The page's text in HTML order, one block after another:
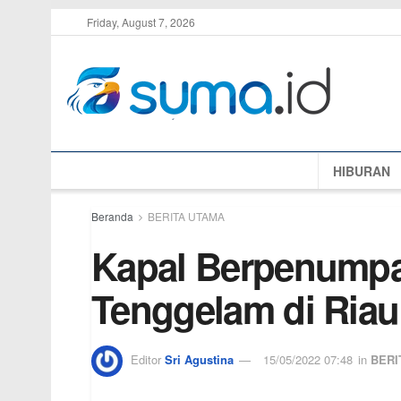
Friday, August 7, 2026
HIBURAN
Beranda BERITA UTAMA
Kapal
Tenggelam di Riau
Editor Sri Agustina 15/05/2022 07:48 in